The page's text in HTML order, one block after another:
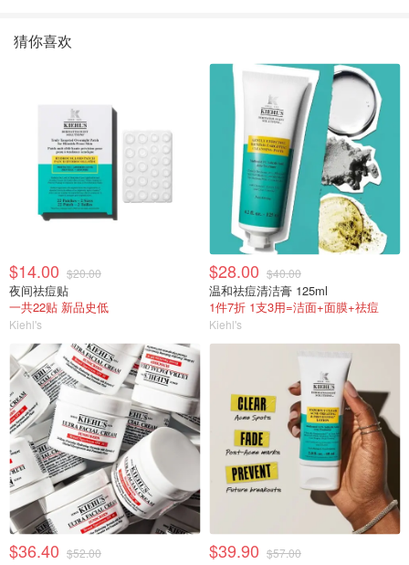
猜你喜欢
$14.00 $20.00
夜间祛痘贴
一共22贴 新品史低
Kiehl's
$28.00 $40.00
温和祛痘清洁膏 125ml
1件7折 1支3用=洁面+面膜+祛痘
Kiehl's
$36.40 $52.00 $39.90 $57.00